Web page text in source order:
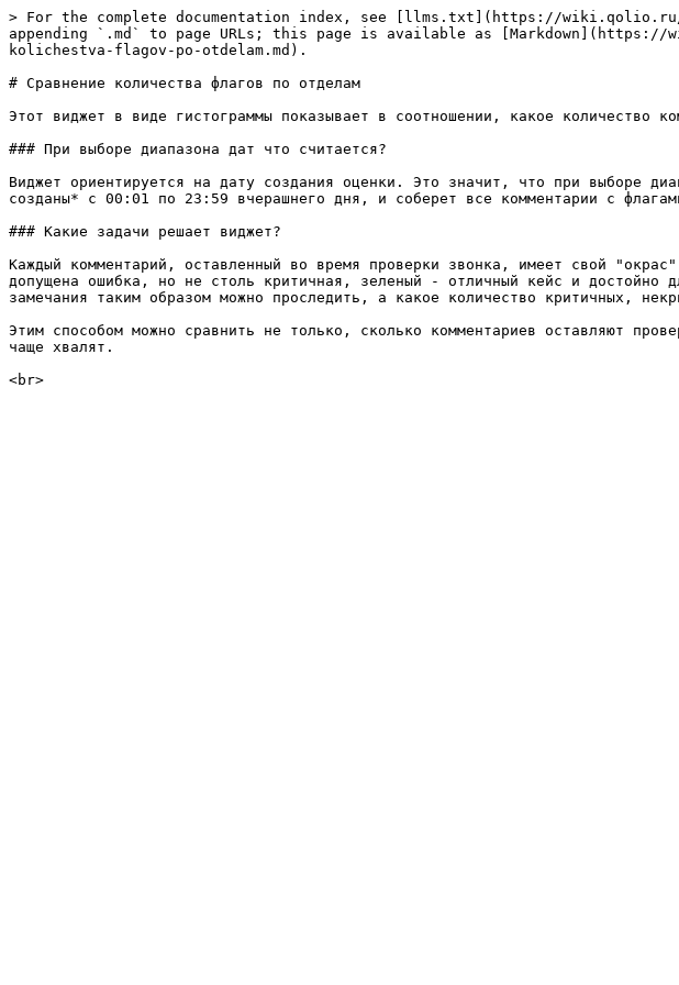
> For the complete documentation index, see [llms.txt](https://
appending `.md` to page URLs; this page is available as
kolichestva-flagov-po-otdelam.md).
# Сравнение количества флагов по отделам
Этот виджет в виде гистограммы показывает в соотношении, какое количество
### При выборе диапазона дат что считается?
Виджет ориентируется на дату создания оценки. Это значит, что при выборе
созданы* с 00:01 по 23:59 вчерашнего дня, и соберет все комментарии с
### Какие задачи решает виджет?
Каждый комментарий, оставленный во время проверки звонка, имеет свой
допущена ошибка, но не столь критичная, зеленый - отличный кейс и достойно
замечания таким образом можно проследить, а какое количество критичных,
Этим способом можно сравнить не только, сколько комментариев оставляют
чаще хвалят.